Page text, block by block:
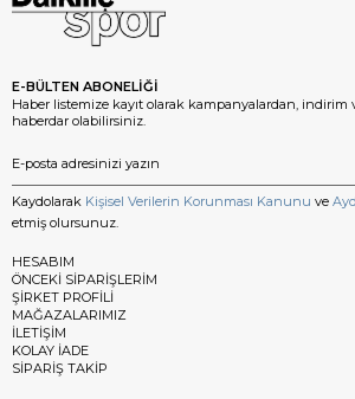
E-BÜLTEN ABONELİĞİ
Haber listemize kayıt olarak kampanyalardan,
haberdar olabilirsiniz.
Kaydolarak Kişisel Verilerin Korunması Kanunu ve
etmiş olursunuz.
HESABIM
ÖNCEKİ SİPARİŞLERİM
ŞİRKET PROFİLİ
MAĞAZALARIMIZ
İLETİŞİM
KOLAY İADE
SİPARİŞ TAKİP